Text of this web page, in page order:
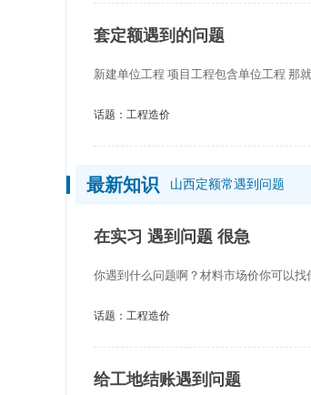
套定额遇到的问题
新建单位工程 项目工程包含单位工程 那
话题： 工程造价
最新知识 山西定额常遇到问题
在实习 遇到问题 很急
你遇到什么问题啊？材料市场价你可以找
话题： 工程造价
给工地结账遇到问题